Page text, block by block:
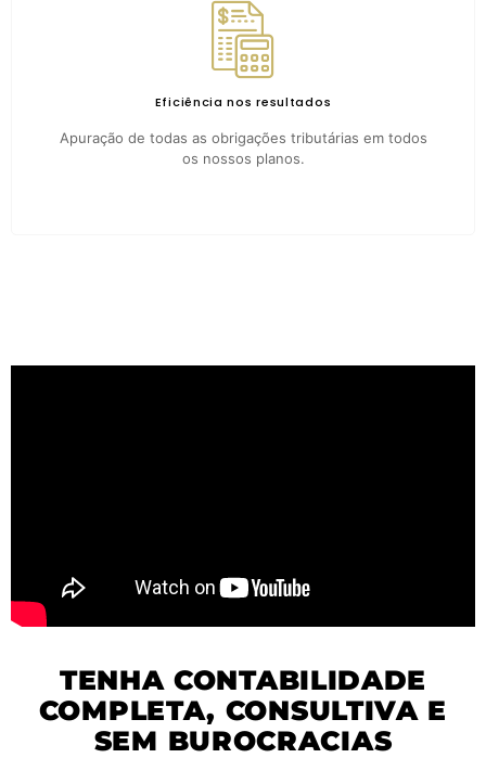
Eficiência nos resultados
Apuração de todas as obrigações tributárias em todos
os nossos planos.
TENHA CONTABILIDADE
COMPLETA, CONSULTIVA E
SEM BUROCRACIAS